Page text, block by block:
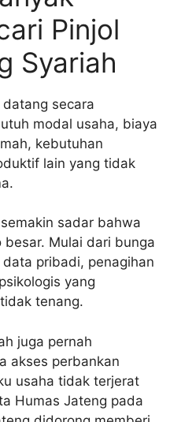
Pinjol
Syariah
secara
modal usaha, biaya
kebutuhan
lain yang tidak
sadar bahwa
besar. Mulai dari bunga
pribadi, penagihan
yang
tenang.
juga pernah
akses perbankan
usaha tidak terjerat
Humas Jateng pada